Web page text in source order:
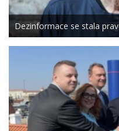
Dezinformace se stala